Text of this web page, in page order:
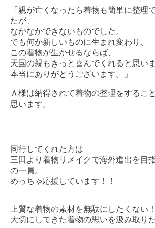
「親が亡くなったら着物も簡単に整理
たが、
なかなかできないものでした。
でも何か新しいものに生まれ変わり、
この着物が生かせるならば、
天国の親もきっと喜んでくれると思いま
本当にありがとうございます。」
Ａ様は納得されて着物の整理をするこ
思います。
同行してくれた方は
三田より着物リメイクで海外進出を目
の一員。
めっちゃ応援しています！！
上質な着物の素材を無駄にしたくない！
大切にしてきた着物の思いを汲み取り